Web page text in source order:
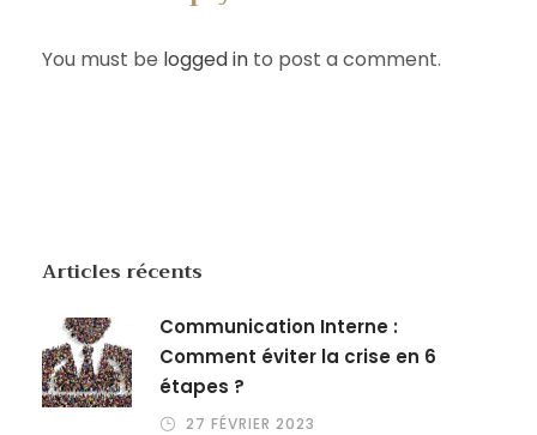
You must be logged in to post a comment.
Articles récents
Communication Interne :
Comment éviter la crise en 6
étapes ?
27 FÉVRIER 2023